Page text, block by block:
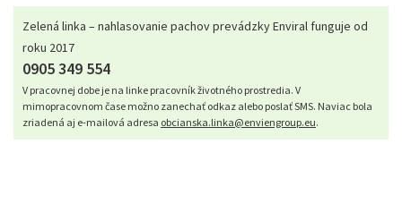
Zelená linka – nahlasovanie pachov prevádzky Enviral funguje od
roku 2017
0905 349 554
V pracovnej dobe je na linke pracovník životného prostredia. V
mimopracovnom čase možno zanechať odkaz alebo poslať SMS. Naviac bola
zriadená aj e-mailová adresa obcianska.linka@enviengroup.eu.